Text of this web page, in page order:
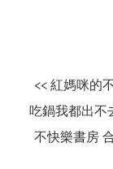
<< 紅媽咪的
吃鍋我都出不
不快樂書房